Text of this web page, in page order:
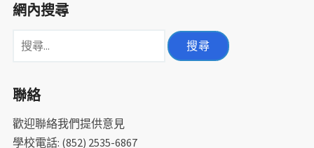
網內搜尋
搜
鍵
聯絡
歡迎聯絡我們提供意見
學校電話: (852) 2535-6867